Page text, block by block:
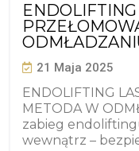
21 Maja 2025
ENDOLIFTING
METODA W
zabieg
wewnątrz –